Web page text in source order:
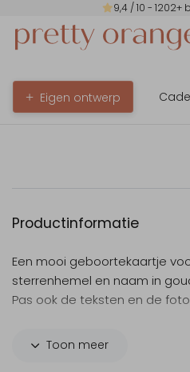
9,4/ 10 - 1202+
Eigen ontwerp
Productinformatie
Een mooi geboortekaartje
sterrenhemel en naam in
Pas ook de teksten en de
Let op: Deze kaart heeft een
Toon meer